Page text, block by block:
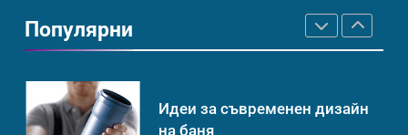
Технологични оръжия, от
Популярни
свързани със смъртта
Идеи за съвременен дизайн
на баня